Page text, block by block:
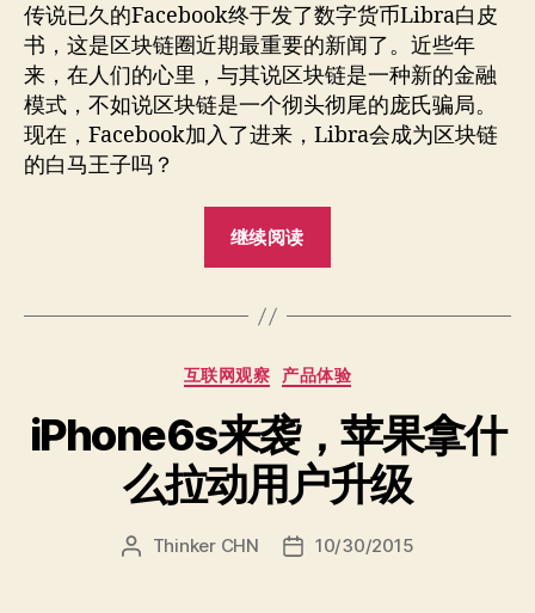
传说已久的Facebook终于发了数字货币Libra白皮
书，这是区块链圈近期最重要的新闻了。近些年
来，在人们的心里，与其说区块链是一种新的金融
模式，不如说区块链是一个彻头彻尾的庞氏骗局。
现在，Facebook加入了进来，Libra会成为区块链
的白马王子吗？
继续阅读
融
机
会”
分
互联网观察 产品体验
iPhone6s来袭，苹果拿什
么拉动用户升级
文 Thinker CHN
发 10/30/2015